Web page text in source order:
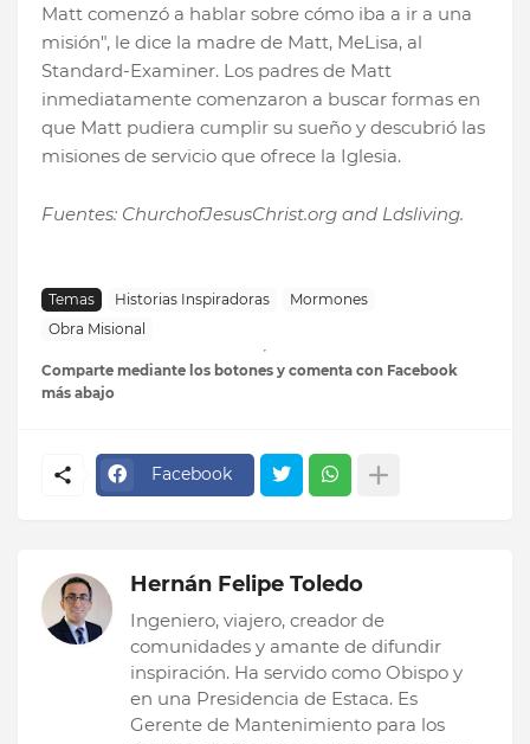
Matt comenzó a hablar sobre cómo iba a ir a una
misión", le dice la madre de Matt, MeLisa, al
Standard-Examiner. Los padres de Matt
inmediatamente comenzaron a buscar formas en
que Matt pudiera cumplir su sueño y descubrió las
misiones de servicio que ofrece la Iglesia.
Fuentes: ChurchofJesusChrist.org and Ldsliving.
Temas Historias Inspiradoras
Mormones
Obra Misional
Comparte mediante los botones y comenta con Facebook
más abajo
Facebook
Hernán Felipe Toledo
Ingeniero, viajero, creador de
comunidades y amante de difundir
inspiración. Ha servido como Obispo y
en una Presidencia de Estaca. Es
Gerente de Mantenimiento para los